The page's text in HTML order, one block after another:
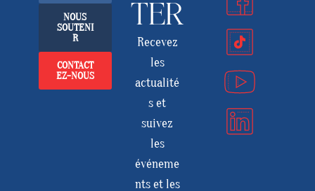
NOUS
SOUTENI
R
CONTACT
EZ-NOUS
TER
Recevez
les
actualité
s et
suivez
les
événeme
nts et les